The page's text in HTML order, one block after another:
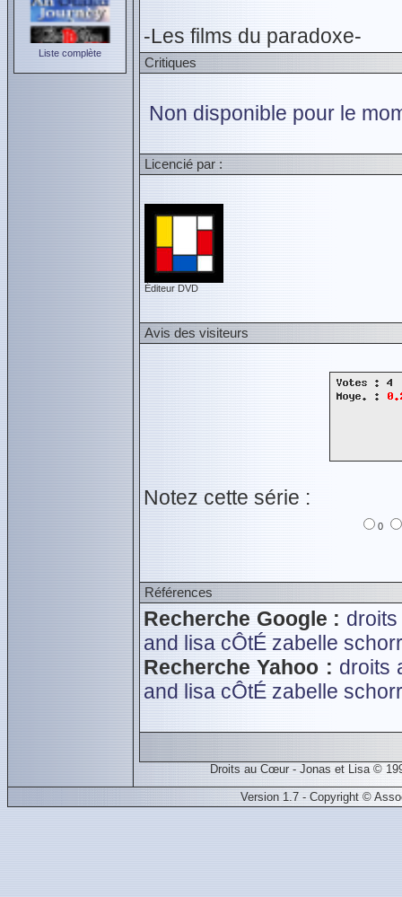
Liste complète
-Les films du paradoxe-
Critiques
Non disponible pour le
Licencié par :
Éditeur DVD
Avis des visiteurs
Notez cette série :
0
Références
Recherche Google :
and lisa cÔtÉ zabelle
Recherche Yahoo : droits
and lisa cÔtÉ zabelle
Droits au Cœur - Jonas et Lisa ©
Version 1.7 - Copyright ©